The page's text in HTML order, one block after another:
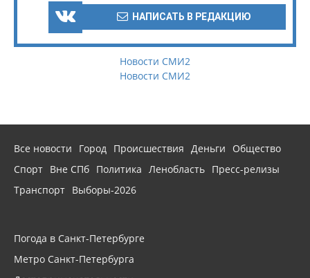
НАПИСАТЬ В РЕДАКЦИЮ
Новости СМИ2
Новости СМИ2
Все новости Город Происшествия Деньги
Общество
Спорт Вне СПб Политика Ленобласть Пресс-релизы
Транспорт Выборы-2026
Погода в Санкт-Петербурге
Метро Санкт-Петербурга